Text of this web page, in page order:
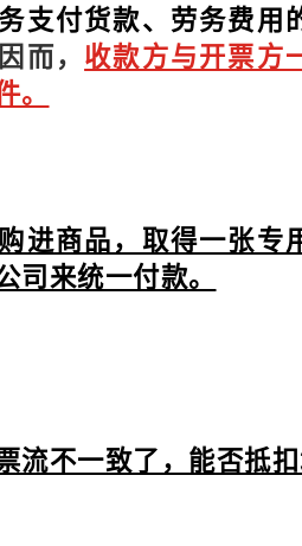
支付货款、劳务费用
而， 收款方与开票方
。
进商品，取得一张专
司来统一付款。
流不一致了，能否抵